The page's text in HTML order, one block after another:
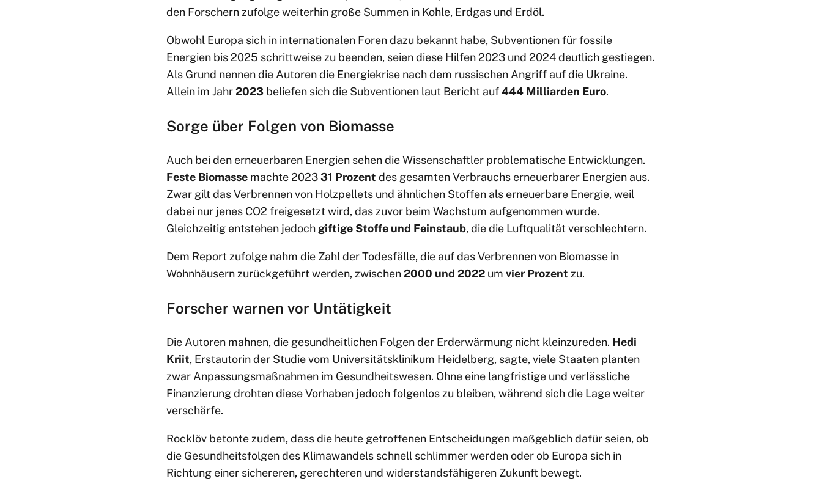
den Forschern zufolge weiterhin große Summen in Kohle, Erdgas und Erdöl.
Obwohl Europa sich in internationalen Foren dazu bekannt habe, Subventionen für fossile
Energien bis 2025 schrittweise zu beenden, seien diese Hilfen 2023 und 2024 deutlich gestiegen.
Als Grund nennen die Autoren die Energiekrise nach dem russischen Angriff auf die Ukraine.
Allein im Jahr2023 beliefen sich die Subventionen laut Bericht auf444 Milliarden Euro.
Sorge über Folgen von Biomasse
Auch bei den erneuerbaren Energien sehen die Wissenschaftler problematische Entwicklungen.
Feste Biomasse machte 202331 Prozent des gesamten Verbrauchs erneuerbarer Energien aus.
Zwar gilt das Verbrennen von Holzpellets und ähnlichen Stoffen als erneuerbare Energie, weil
dabei nur jenes CO2 freigesetzt wird, das zuvor beim Wachstum aufgenommen wurde.
Gleichzeitig entstehen jedoch giftige Stoffe und Feinstaub, die die Luftqualität verschlechtern.
Dem Report zufolge nahm die Zahl der Todesfälle, die auf das Verbrennen von Biomasse in
Wohnhäusern zurückgeführt werden, zwischen2000 und 2022 um vier Prozent zu.
Forscher warnen vor Untätigkeit
Die Autoren mahnen, die gesundheitlichen Folgen der Erderwärmung nicht kleinzureden. Hedi
Kriit, Erstautorin der Studie vom Universitätsklinikum Heidelberg, sagte, viele Staaten planten
zwar Anpassungsmaßnahmen im Gesundheitswesen. Ohne eine langfristige und verlässliche
Finanzierung drohten diese Vorhaben jedoch folgenlos zu bleiben, während sich die Lage weiter
verschärfe.
Rocklöv betonte zudem, dass die heute getroffenen Entscheidungen maßgeblich dafür seien, ob
die Gesundheitsfolgen des Klimawandels schnell schlimmer werden oder ob Europa sich in
Richtung einer sichereren, gerechteren und widerstandsfähigeren Zukunft bewegt.